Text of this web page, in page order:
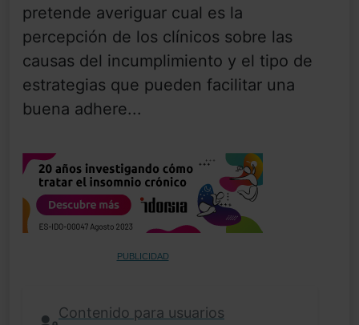
pretende averiguar cual es la
percepción de los clínicos sobre las
causas del incumplimiento y el tipo de
estrategias que pueden facilitar una
buena adhere...
PUBLICIDAD
Contenido para usuarios